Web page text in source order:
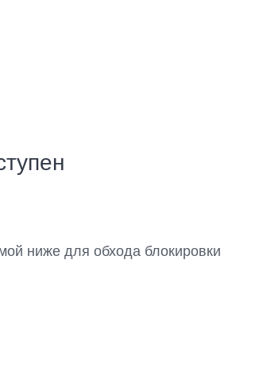
ниже для обхода блокировки